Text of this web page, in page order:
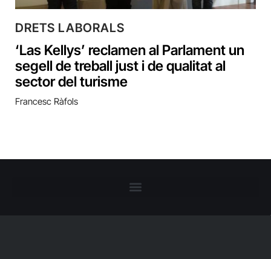
DRETS LABORALS
‘Las Kellys’ reclamen al Parlament un
segell de treball just i de qualitat al
sector del turisme
Francesc Ràfols